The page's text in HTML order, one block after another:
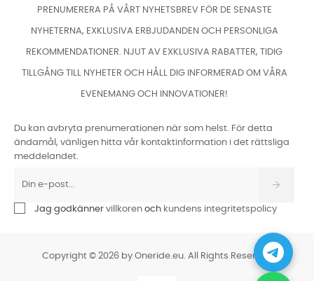
PRENUMERERA PÅ VÅRT NYHETSBREV FÖR DE SENASTE
NYHETERNA, EXKLUSIVA ERBJUDANDEN OCH PERSONLIGA
REKOMMENDATIONER. NJUT AV EXKLUSIVA RABATTER, TIDIG
TILLGÅNG TILL NYHETER OCH HÅLL DIG INFORMERAD OM VÅRA
EVENEMANG OCH INNOVATIONER!
Du kan avbryta prenumerationen när som helst. För detta
ändamål, vänligen hitta vår kontaktinformation i det rättsliga
meddelandet.
Jag godkänner villkoren och kundens integritetspolicy
Copyright © 2026 by Oneride.eu. All Rights Reserved